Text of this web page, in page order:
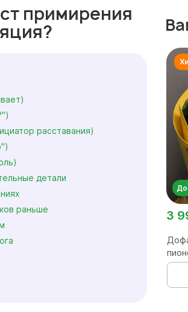
примирения
расставания)
детали
раньше
3